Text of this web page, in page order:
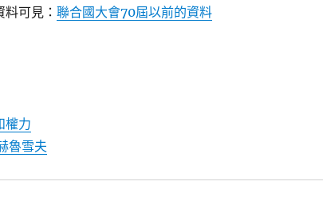
可見： 聯合國大會70屆以前的資料
權力
魯雪夫